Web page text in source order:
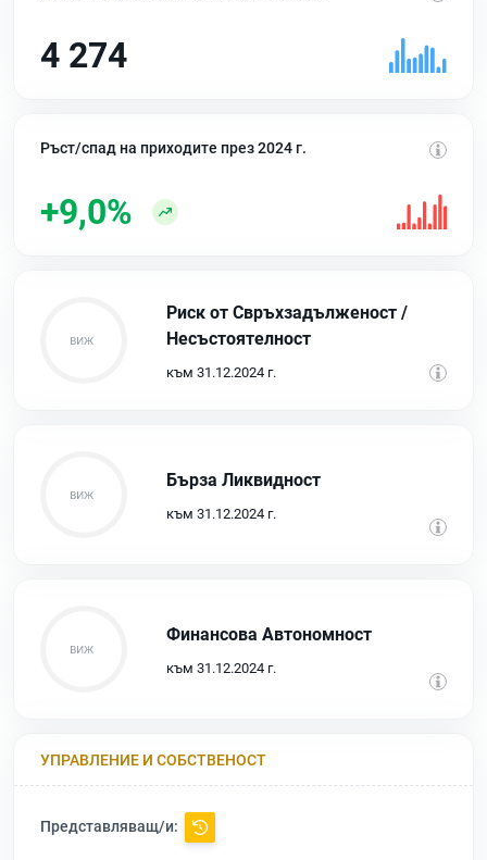
4 274
Ръст/спад на приходите през 2024 г.
+9,0%
Риск от Свръхзадълженост /
Несъстоятелност
към 31.12.2024 г.
Бърза Ликвидност
към 31.12.2024 г.
Финансова Автономност
към 31.12.2024 г.
УПРАВЛЕНИЕ И СОБСТВЕНОСТ
Представляващ/и: